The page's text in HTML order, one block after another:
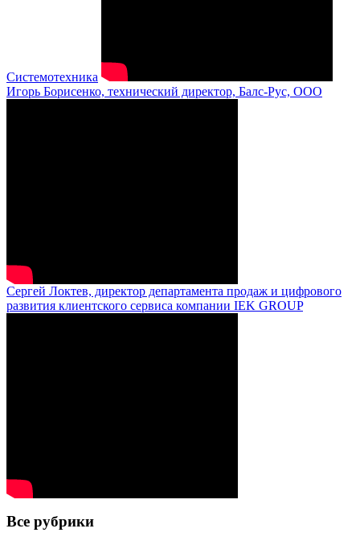
Системотехника
Игорь Борисенко, технический директор, Балс-Рус, ООО
Сергей Локтев, директор департамента продаж и цифрового
развития клиентского сервиса компании IEK GROUP
Все рубрики